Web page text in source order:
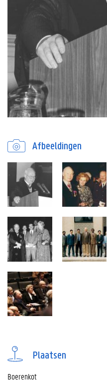
Afbeeldingen
Plaatsen
Boerenkot